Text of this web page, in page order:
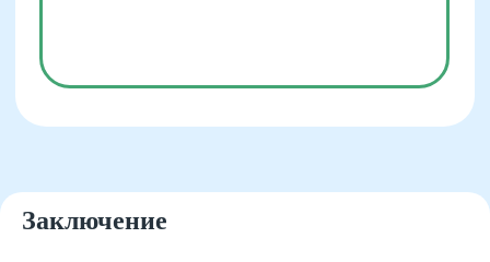
ЗаключениеКрасивый почерк
Программы